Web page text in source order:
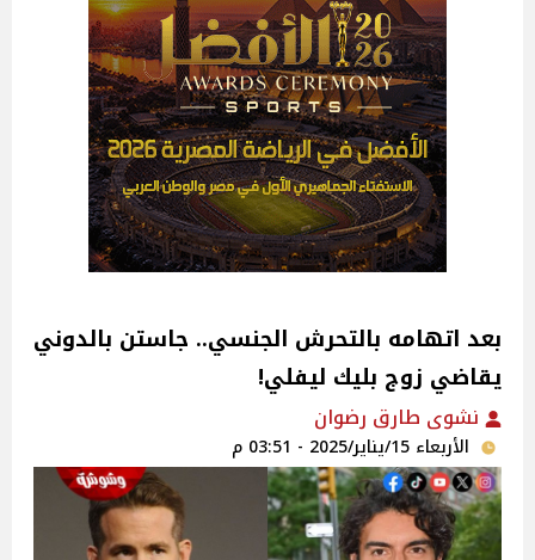
بعد اتهامه بالتحرش الجنسي.. جاستن بالدوني
يقاضي زوج بليك ليفلي!
نشوى طارق رضوان
الأربعاء 15/يناير/2025 - 03:51 م